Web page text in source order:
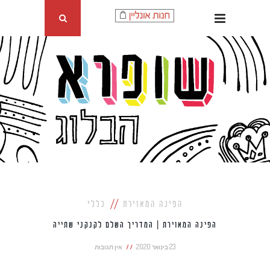
הפינה המאוירת כללי
הפינה המאוירת | המדריך השלם לקנקני שתייה
23 בינואר 2020 אין תגובות